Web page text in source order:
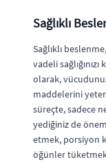
Sağlıklı
Sağlıklı
vadeli
olarak,
maddelerini
süreçte, sadece
yediğiniz de
etmek, porsiyon
öğünler